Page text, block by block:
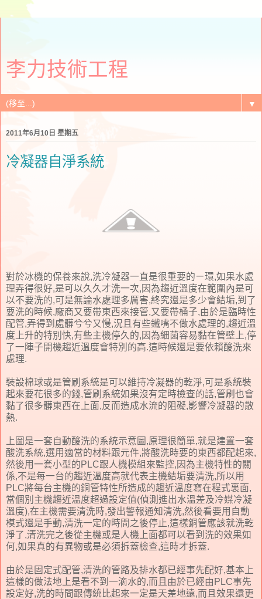
李力技術工程
▼
2011年6月10日 星期五
冷凝器自淨系統
對於冰機的保養來說,洗冷凝器一直是很重要的ㄧ環,如果水處
理弄得很好,是可以久久才洗一次,因為趨近溫度在範圍內是可
以不要洗的,可是無論水處理多厲害,終究還是多少會結垢,到了
要洗的時候,廠商又要帶東西來接管,又要帶桶子,由於是臨時性
配管,弄得到處髒兮兮又慢,況且有些鐵嘴不做水處理的,趨近溫
度上升的特別快,有些主機停久的,因為細菌容易黏在管壁上,停
了一陣子開機趨近溫度會特別的高.這時候還是要依賴酸洗來
處理.
裝設棉球或是管刷系統是可以維持冷凝器的乾淨,可是系統裝
起來要花很多的錢,管刷系統如果沒有定時檢查的話,管刷也會
黏了很多髒東西在上面,反而造成水流的阻礙,影響冷凝器的散
熱.
上圖是一套自動酸洗的系統示意圖,原理很簡單,就是建置一套
酸洗系統,選用適當的材料跟元件,將酸洗時要的東西都配起來,
然後用一套小型的PLC跟人機模組來監控,因為主機特性的關
係,不是每一台的趨近溫度高就代表主機結垢要清洗,所以用
PLC將每台主機的銅管特性所造成的趨近溫度寫在程式裏面,
當個別主機趨近溫度超過設定值(偵測進出水溫差及冷媒冷凝
溫度),在主機需要清洗時,發出警報通知清洗,然後看要用自動
模式還是手動,清洗一定的時間之後停止,這樣銅管應該就洗乾
淨了,清洗完之後從主機或是人機上面都可以看到洗的效果如
何,如果真的有異物或是必須拆蓋檢查,這時才拆蓋.
由於是固定式配管,清洗的管路及排水都已經事先配好,基本上
這樣的做法地上是看不到一滴水的,而且由於已經由PLC事先
設定好,洗的時間跟傳統比起來一定是天差地遠,而且效果還更